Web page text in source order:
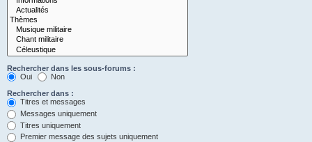
Rechercher dans les sous-forums :
Oui
Non
Rechercher dans :
Titres et messages
Messages uniquement
Titres uniquement
Premier message des sujets uniquement